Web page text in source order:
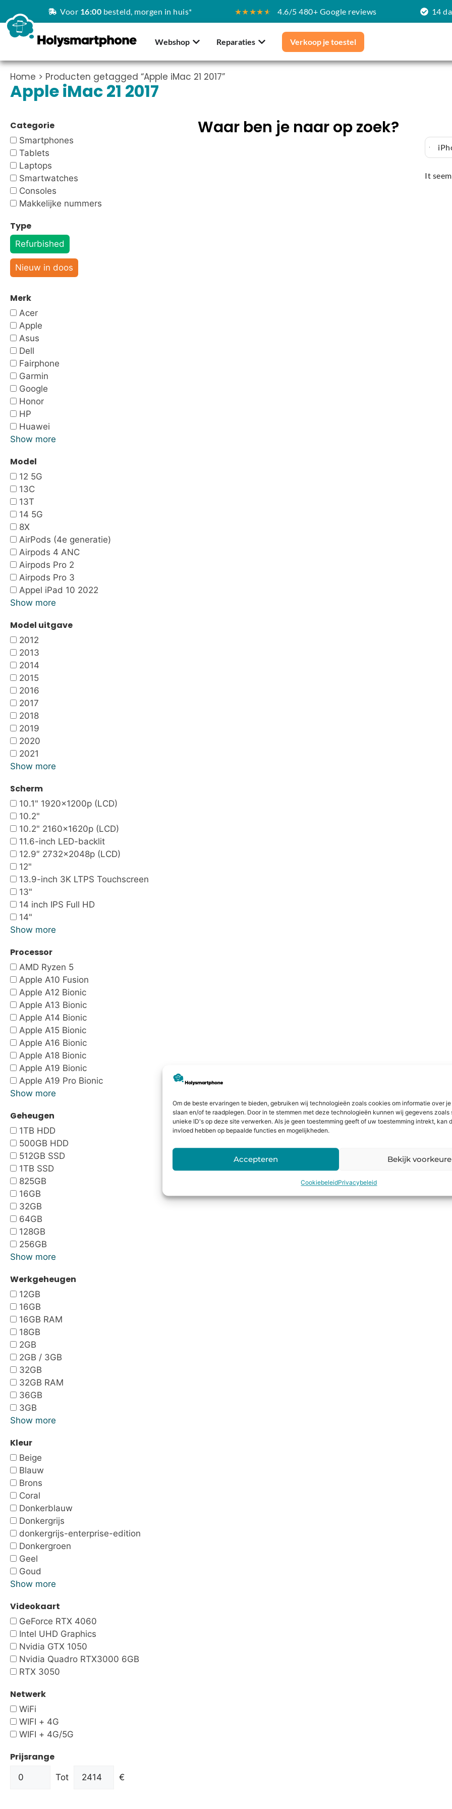
Om de beste ervaringen te bieden, gebruiken wij technologieën zoals cookies om informatie over
slaan en/of te raadplegen. Door in te stemmen met deze technologieën kunnen wij gegevens zoals
unieke ID's op deze site verwerken. Als je geen toestemming geeft of uw toestemming intrekt, kan
invloed hebben op bepaalde functies en mogelijkheden.
Accepteren Bekijk
CookiebeleidPrivacybeleid
Voor 16:00 besteld, morgen in huis* ★★★★★ 4.6/5 480+ Google reviews 14
Webshop Reparaties Verkoop je toestel
Home > Producten getagged “Apple iMac 21 2017”
Apple iMac 21 2017
Categorie
Smartphones
Tablets
Laptops
Smartwatches
Consoles
Makkelijke nummers
Type
Refurbished
Nieuw in doos
Merk
Acer
Apple
Asus
Dell
Fairphone
Garmin
Google
Honor
HP
Huawei
Show more
Model
12 5G
13C
13T
14 5G
8X
AirPods (4e generatie)
Airpods 4 ANC
Airpods Pro 2
Airpods Pro 3
Appel iPad 10 2022
Show more
Model uitgave
2012
2013
2014
2015
2016
2017
2018
2019
2020
2021
Show more
Scherm
10.1" 1920x1200p (LCD)
10.2"
10.2" 2160x1620p (LCD)
11.6-inch LED-backlit
12.9″ 2732×2048p (LCD)
12"
13.9-inch 3K LTPS Touchscreen
13"
14 inch IPS Full HD
14"
Show more
Processor
AMD Ryzen 5
Apple A10 Fusion
Apple A12 Bionic
Apple A13 Bionic
Apple A14 Bionic
Apple A15 Bionic
Apple A16 Bionic
Apple A18 Bionic
Apple A19 Bionic
Apple A19 Pro Bionic
Show more
Geheugen
1TB HDD
500GB HDD
512GB SSD
1TB SSD
825GB
16GB
32GB
64GB
128GB
256GB
Show more
Werkgeheugen
12GB
16GB
16GB RAM
18GB
2GB
2GB / 3GB
32GB
32GB RAM
36GB
3GB
Show more
Kleur
Beige
Blauw
Brons
Coral
Donkerblauw
Donkergrijs
donkergrijs-enterprise-edition
Donkergroen
Geel
Goud
Show more
Videokaart
GeForce RTX 4060
Intel UHD Graphics
Nvidia GTX 1050
Nvidia Quadro RTX3000 6GB
RTX 3050
Netwerk
WiFi
WIFI + 4G
WIFI + 4G/5G
Prijsrange
Tot €
Waar ben je naar op zoek?
It